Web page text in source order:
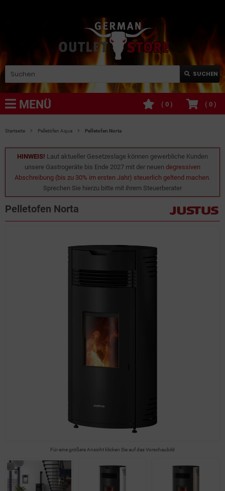
SUCHEN
MENÜ ( 0 )
( 0 )
Startseite Pelletöfen Aqua Pelletofen Norta
HINWEIS! Laut aktueller Gesetzeslage können gewerbliche Kunden
unsere Gastrogeräte bis Ende 2027 mit der neuen degressiven
Abschreibung (bis zu 30% im ersten Jahr) steuerlich geltend machen.
Sprechen Sie hierzu bitte mit ihrem Steuerberater
Pelletofen Norta
Für eine größere Ansicht klicken Sie auf das Vorschaubild